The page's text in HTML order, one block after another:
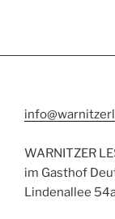
WARNITZER
im Gasthof
Lindenallee